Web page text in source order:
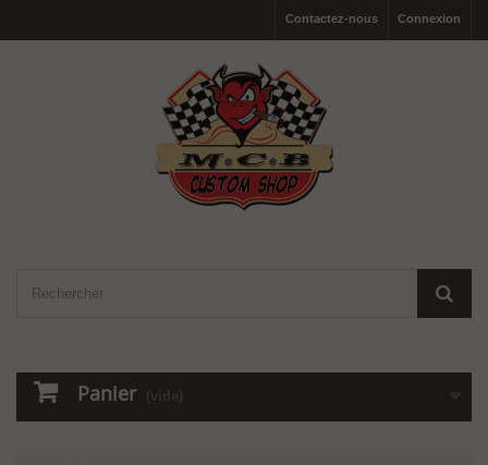
Connexion
Contactez-nous
Panier (vide)